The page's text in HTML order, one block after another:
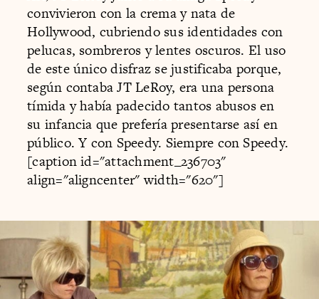
convivieron con la crema y nata de
Hollywood, cubriendo sus identidades con
pelucas, sombreros y lentes oscuros. El uso
de este único disfraz se justificaba porque,
según contaba JT LeRoy, era una persona
tímida y había padecido tantos abusos en
su infancia que prefería presentarse así en
público. Y con Speedy. Siempre con Speedy.
[caption id="attachment_236703"
align="aligncenter" width="620"]